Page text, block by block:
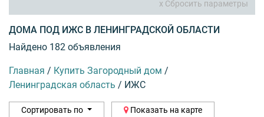
x Сбросить параметры
ДОМА ПОД ИЖС В ЛЕНИНГРАДСКОЙ ОБЛАСТИ
Найдено 182 объявления
Главная / Купить Загородный дом /
Ленинградская область / ИЖС
Сортировать по Показать на карте